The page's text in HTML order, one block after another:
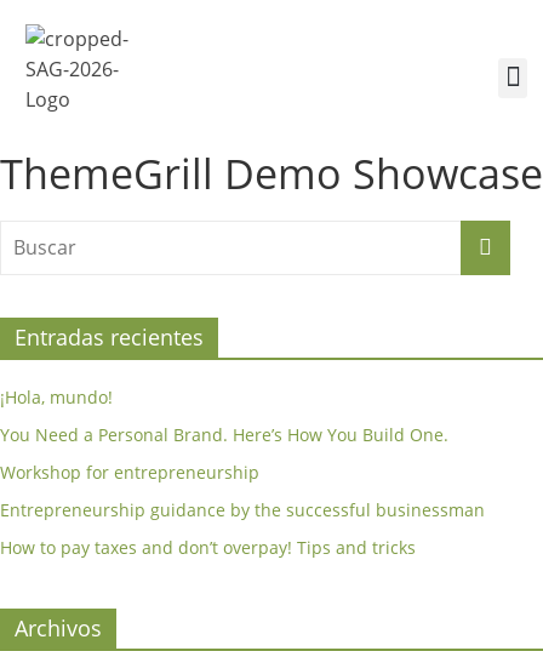
ThemeGrill Demo Showcase
Entradas recientes
¡Hola, mundo!
You Need a Personal Brand. Here’s How You Build One.
Workshop for entrepreneurship
Entrepreneurship guidance by the successful businessman
How to pay taxes and don’t overpay! Tips and tricks
Archivos